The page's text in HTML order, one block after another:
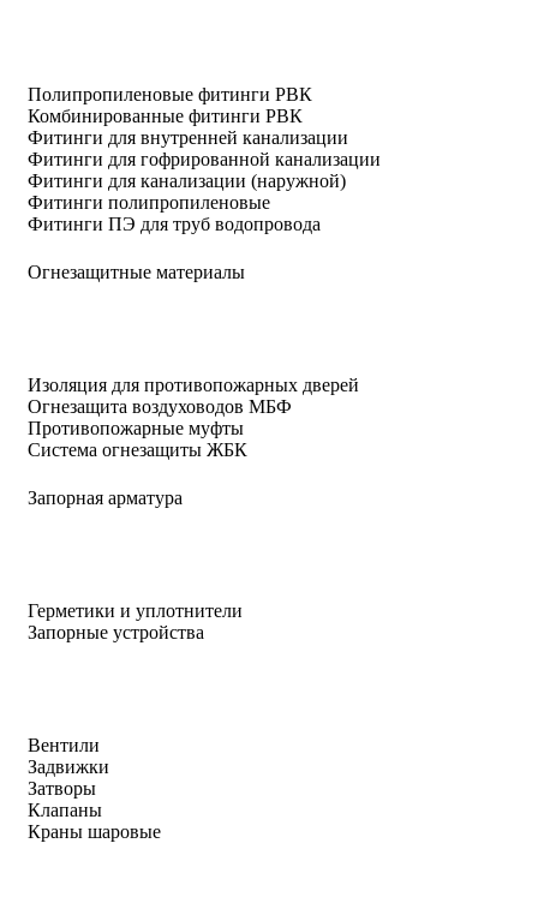
Полипропиленовые фитинги РВК
Комбинированные фитинги РВК
Фитинги для внутренней канализации
Фитинги для гофрированной канализации
Фитинги для канализации (наружной)
Фитинги полипропиленовые
Фитинги ПЭ для труб водопровода
Огнезащитные материалы
Изоляция для противопожарных дверей
Огнезащита воздуховодов МБФ
Противопожарные муфты
Система огнезащиты ЖБК
Запорная арматура
Герметики и уплотнители
Запорные устройства
Вентили
Задвижки
Затворы
Клапаны
Краны шаровые